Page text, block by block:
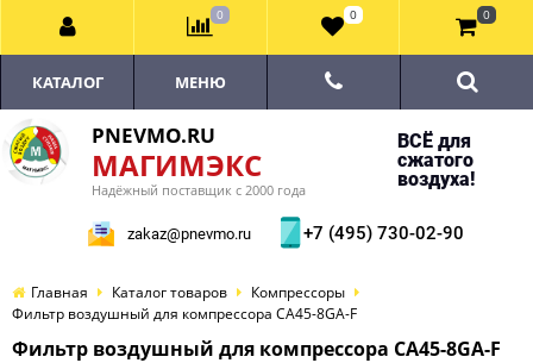
PNEVMO.RU
МАГИМЭКС
Надёжный поставщик с 2000 года
ВСЁ для
сжатого
воздуха!
zakaz@pnevmo.ru +7 (495) 730-02-90
КАТАЛОГ МЕНЮ
Главная Каталог товаров
Компрессоры
Фильтр воздушный для компрессора CA45-8GA-F
Фильтр воздушный для компрессора CA45-8GA-F
0 0 0